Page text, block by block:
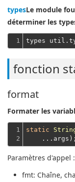
typesLe module
déterminer les
1
fonction
format
Formater les
1
2
static
    ...args);
Paramètres d'appel :
fmt: Chaîne,